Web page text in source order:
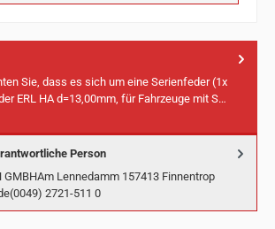
Sie, dass es sich um eine Serienfeder (1x
ERL HA d=13,00mm, für Fahrzeuge mit S…
Person
GMBHAm Lennedamm 157413 Finnentrop
2721-511 0